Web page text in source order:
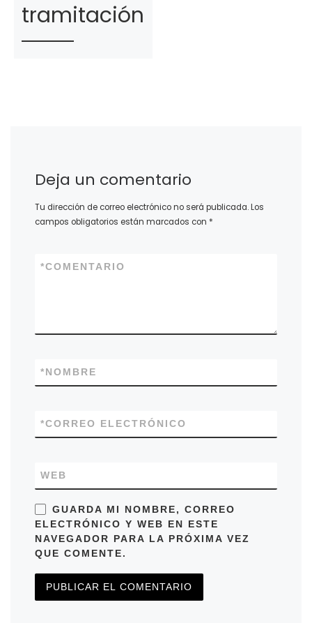
tramitación
Deja un comentario
Tu dirección de correo electrónico no será publicada.Los
campos obligatorios están marcados con *
COMENTARIO
*
NOMBRE
*
CORREO ELECTRÓNICO
*
WEB
GUARDA MI NOMBRE, CORREO
ELECTRÓNICO Y WEB EN ESTE
NAVEGADOR PARA LA PRÓXIMA VEZ
QUE COMENTE.